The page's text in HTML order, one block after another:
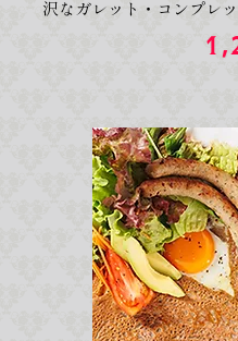
沢なガレット・コンプレッ